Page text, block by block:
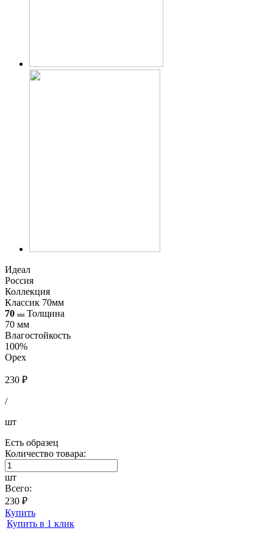
Идеал
Россия
Коллекция
Классик 70мм
70 мм Толщина
70 мм
Влагостойкость
100%
Орех
230 ₽
/
шт
Есть образец
Количество товара:
шт
Всего:
230 ₽
Купить
Купить в 1 клик